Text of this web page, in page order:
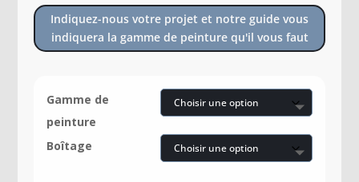
Indiquez-nous votre projet et notre guide vous
indiquera la gamme de peinture qu'il vous faut
Gamme de
peinture
Boîtage